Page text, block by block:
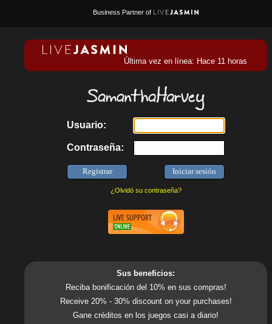
Business Partner of
Última vez en línea: Hace 11 horas
Usuario:
Contraseña:
¿Olvidó su contraseña?
Sus beneficios:
Reciba bonificación del 10% en sus compras!
Receive 20% - 30% discount on your purchases!
Gane créditos en los juegos casi a diario!